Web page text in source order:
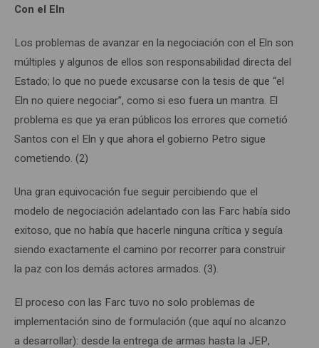
Con el Eln
Los problemas de avanzar en la negociación con el Eln son
múltiples y algunos de ellos son responsabilidad directa del
Estado; lo que no puede excusarse con la tesis de que “el
Eln no quiere negociar”, como si eso fuera un mantra. El
problema es que ya eran públicos los errores que cometió
Santos con el Eln y que ahora el gobierno Petro sigue
cometiendo. (2)
Una gran equivocación fue seguir percibiendo que el
modelo de negociación adelantado con las Farc había sido
exitoso, que no había que hacerle ninguna crítica y seguía
siendo exactamente el camino por recorrer para construir
la paz con los demás actores armados. (3).
El proceso con las Farc tuvo no solo problemas de
implementación sino de formulación (que aquí no alcanzo
a desarrollar): desde la entrega de armas hasta la JEP,